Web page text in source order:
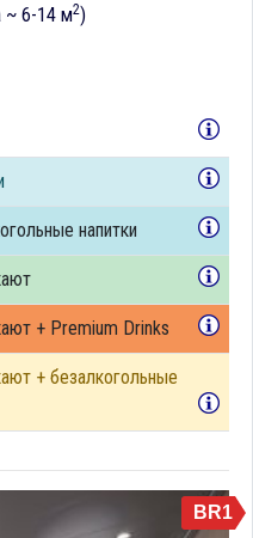
~ 6-14 м2)
напитки
+ Premium Drinks
+ безалкогольные
BR1